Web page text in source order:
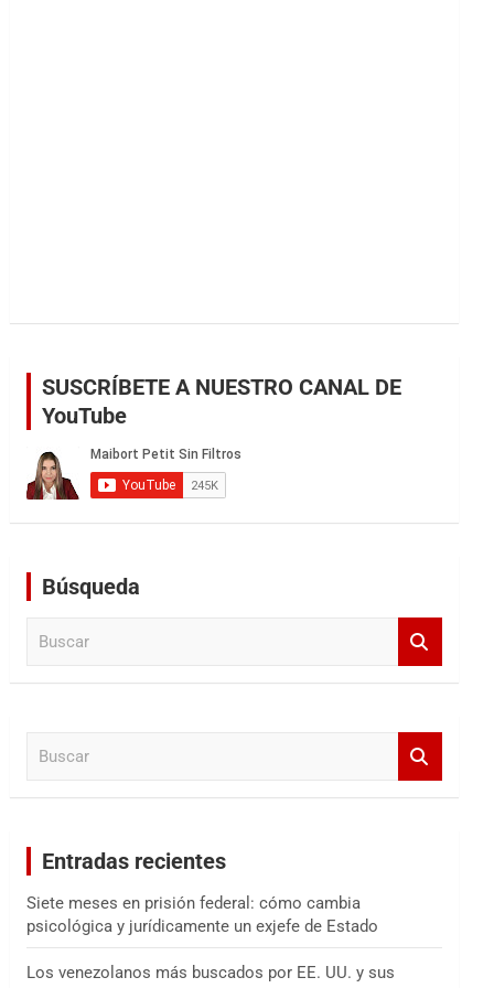
SUSCRÍBETE A NUESTRO CANAL DE
YouTube
Búsqueda
Entradas recientes
Siete meses en prisión federal: cómo cambia
psicológica y jurídicamente un exjefe de Estado
Los venezolanos más buscados por EE. UU. y sus